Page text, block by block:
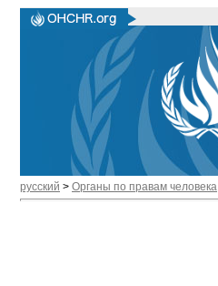
русский > Органы по правам человека